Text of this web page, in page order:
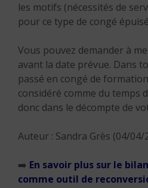
les motifs (nécessités de
pour ce type de congé
Vous pouvez demander à
avant la date prévue. Dans
passé en congé de
considéré comme du temps
donc dans le décompte de
Auteur : Sandra Grès (04/04/
➡️ En savoir plus sur le
comme outil de